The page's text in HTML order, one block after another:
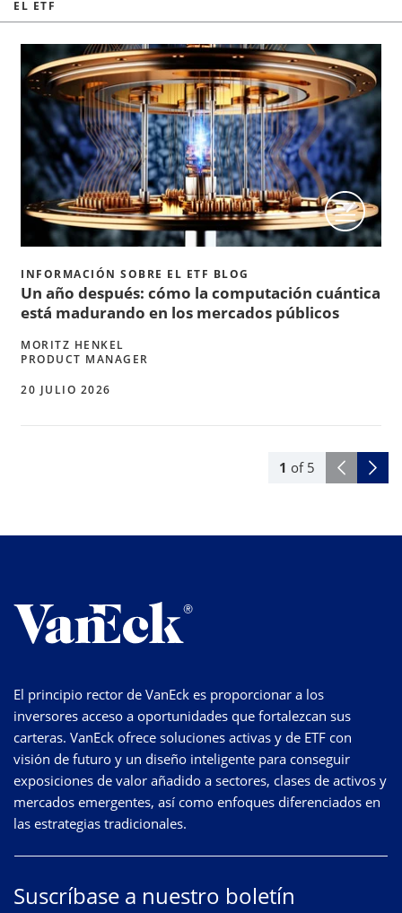
EL ETF
1 of 5
INFORMACIÓN SOBRE EL ETF BLOG
Un año después: cómo la computación cuántica
está madurando en los mercados públicos
MORITZ HENKEL
PRODUCT MANAGER
20 JULIO 2026
El principio rector de VanEck es proporcionar a los
inversores acceso a oportunidades que fortalezcan sus
carteras. VanEck ofrece soluciones activas y de ETF con
visión de futuro y un diseño inteligente para conseguir
exposiciones de valor añadido a sectores, clases de activos y
mercados emergentes, así como enfoques diferenciados en
las estrategias tradicionales.
Suscríbase a nuestro boletín